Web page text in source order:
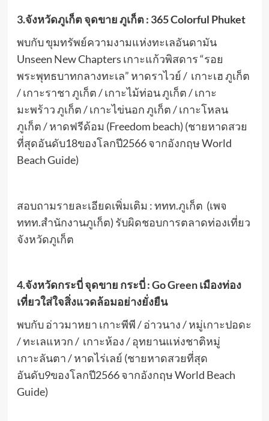
3.จังหวัดภูเก็ต จุดขาย ภูเก็ต : 365 Colorful Phuket
พบกับ ขุมทรัพย์ความงามแห่งทะเลอันดามัน
Unseen New Chapters เกาะแก้วพิสดาร “รอย
พระพุทธบาทกลางทะเล” หาดราไวย์ / เกาะเฮ ภูเก็ต
/ เกาะราชา ภูเก็ต / เกาะไม้ท่อน ภูเก็ต / เกาะ
มะพร้าว ภูเก็ต / เกาะไข่นอก ภูเก็ต / เกาะโหลน
ภูเก็ต / หาดฟรีด้อม (Freedom beach) (ชายหาดสวย
ที่สุดอันดับ18ของโลกปี2566 จากอังกฤษ World
Beach Guide)
สอบถามรายละเอียดเพิ่มเติม : ททท.ภูเก็ต (เพจ
ททท.สำนักงานภูเก็ต) รับผิดชอบการตลาดท่องเที่ยว
จังหวัดภูเก็ต
4.จังหวัดกระบี่ จุดขาย กระบี่ : Go Greenเมืองท่อง
เที่ยวใส่ใจสิ่งแวดล้อมอย่างยั่งยืน
พบกับ อ่าวมาหยา เกาะพีพี / อ่าวนาง / หมู่เกาะปอดะ
/ ทะเลแหวก / เกาะห้อง / อุทยานแห่งชาติหมู่
เกาะลันตา / หาดไร่เลย์ (ชายหาดสวยที่สุด
อันดับ9ของโลกปี2566 จากอังกฤษ World Beach
Guide)